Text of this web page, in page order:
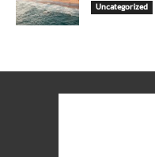
Uncategorized